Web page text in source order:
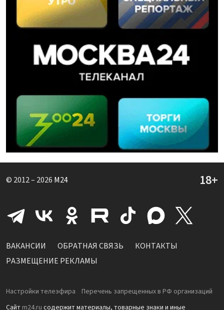
© 2012 – 2026 M24
ВАКАНСИИ ОБРАТНАЯ СВЯЗЬ
КОНТАКТЫ
РАЗМЕЩЕНИЕ РЕКЛАМЫ
Настройки телеэфира
Перечень запрещенных в РФ организаций
Сайт m24.ru содержит материалы, товарные знаки и иные